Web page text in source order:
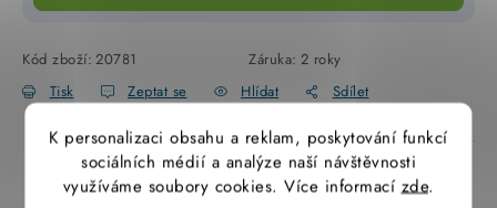
K personalizaci obsahu a reklam, poskytování funkcí
sociálních médií a analýze naší návštěvnosti
využíváme soubory cookies. Více informacízde.
NÁŘADÍ
VÝPRODEJ
Položky bez zařazené kategorie dle výrobců
Kód zboží: 20781 Záruka: 2 roky
Tisk
Zeptat se Hlídat Sdílet
Popis produktu